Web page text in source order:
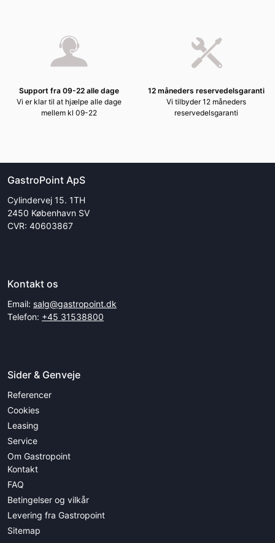
Support fra 09-22 alle dage
Vi er klar til at hjælpe alle dage
mellem kl 09-22
12 måneders reservedelsgaranti
Vi tilbyder 12 måneders
reservedelsgaranti
GastroPoint ApS
Cylindervej 15. 1TH
2450 København SV
CVR: 40603867
Kontakt os
Email: salg@gastropoint.dk
Telefon: +45 31538800
Sider & Genveje
Referencer
Cookies
Leasing
Service
Om Gastropoint
Kontakt
FAQ
Betingelser og vilkår
Levering fra Gastropoint
Sitemap